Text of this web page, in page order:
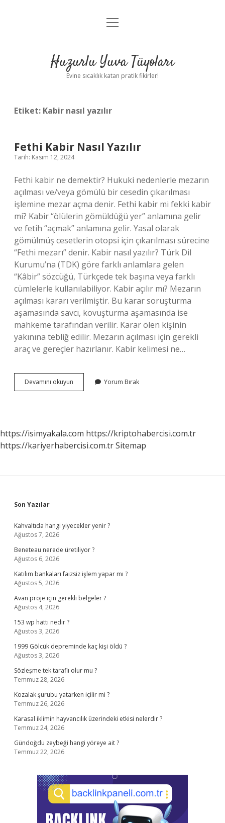
Anasayfa
Yasal Uyarı
menüyü
Huzurlu Yuva Tüyoları
Evine sıcaklık katan pratik fikirler!
Etiket: Kabir nasıl yazılır
Fethi Kabir Nasıl Yazılır
Tarih: Kasım 12, 2024
Fethi kabir ne demektir? Hukuki nedenlerle mezarın
açılması ve/veya gömülü bir cesedin çıkarılması
işlemine mezar açma denir. Fethi kabir mi fekki kabir
mi? Kabir “ölülerin gömüldüğü yer” anlamına gelir
ve fetih “açmak” anlamına gelir. Yasal olarak
gömülmüş cesetlerin otopsi için çıkarılması sürecine
“Fethi mezarı” denir. Kabir nasıl yazılır? Türk Dil
Kurumu’na (TDK) göre farklı anlamlara gelen
“Kâbir” sözcüğü, Türkçede tek başına veya farklı
cümlelerle kullanılabiliyor. Kabir açılır mı? Mezarın
açılması kararı verilmiştir. Bu karar soruşturma
aşamasında savcı, kovuşturma aşamasında ise
mahkeme tarafından verilir. Karar ölen kişinin
yakınına tebliğ edilir. Mezarın açılması için gerekli
araç ve gereçler hazırlanır. Kabir kelimesi ne…
Devamını okuyun
Kabir
Yorum Bırak
https://isimyakala.com https://kriptohabercisi.com.tr
https://kariyerhabercisi.com.trSitemap
Sidebar
Son Yazılar
Kahvaltıda hangi yiyecekler yenir ?
Ağustos 7, 2026
Beneteau nerede üretiliyor ?
Ağustos 6, 2026
Katılım bankaları faizsiz işlem yapar mı ?
Ağustos 5, 2026
Avan proje için gerekli belgeler ?
Ağustos 4, 2026
153 wp hattı nedir ?
Ağustos 3, 2026
1999 Gölcük depreminde kaç kişi öldü ?
Ağustos 3, 2026
Sözleşme tek taraflı olur mu ?
Temmuz 28, 2026
Kozalak şurubu yatarken içilir mi ?
Temmuz 26, 2026
Karasal iklimin hayvancılık üzerindeki etkisi nelerdir ?
Temmuz 24, 2026
Gündoğdu zeybeği hangi yöreye ait ?
Temmuz 22, 2026